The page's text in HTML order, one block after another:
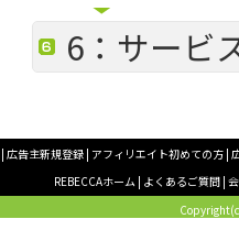
6：サービ
|広告主新規登録 | アフィリエイト初めての方 |
REBECCAホーム | よくあるご質問 |